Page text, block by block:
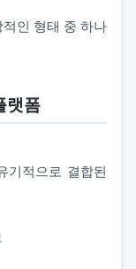
인 형태 중 하나
랫폼
기적으로 결합된